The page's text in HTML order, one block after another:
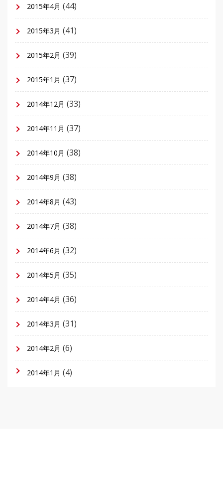
2015年4月 (44)
2015年3月 (41)
2015年2月 (39)
2015年1月 (37)
2014年12月 (33)
2014年11月 (37)
2014年10月 (38)
2014年9月 (38)
2014年8月 (43)
2014年7月 (38)
2014年6月 (32)
2014年5月 (35)
2014年4月 (36)
2014年3月 (31)
2014年2月 (6)
2014年1月 (4)